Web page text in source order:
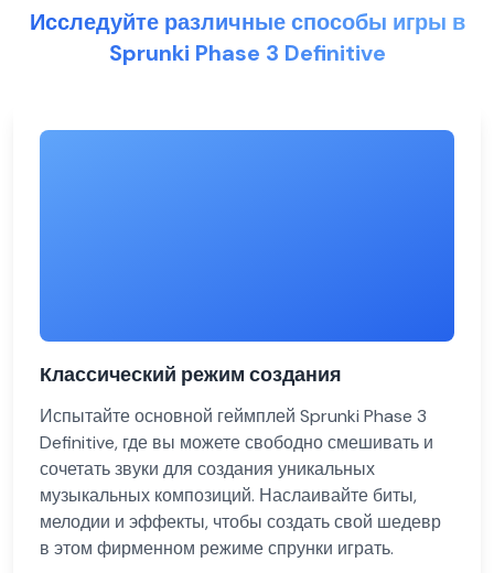
Исследуйте различные способы игры в
Sprunki Phase 3 Definitive
Классический режим создания
Испытайте основной геймплей Sprunki Phase 3
Definitive, где вы можете свободно смешивать и
сочетать звуки для создания уникальных
музыкальных композиций. Наслаивайте биты,
мелодии и эффекты, чтобы создать свой шедевр
в этом фирменном режиме спрунки играть.